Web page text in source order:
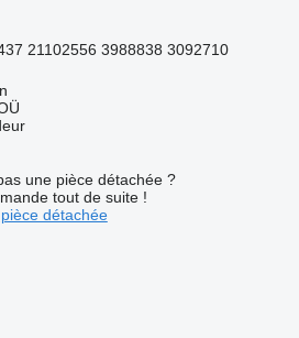
21102556 3988838 3092710
une pièce détachée ?
tout de suite !
détachée